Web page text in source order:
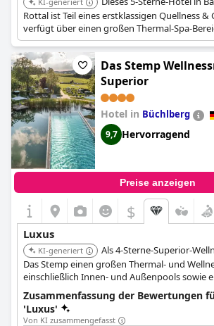
Rottal ist Teil eines erstklassigen Quellness &
verfügt über einen großen Thermal-Spa-
Außenpools sowie verschiedenen Saunen.
direkten Zugang zu Golfplätzen und richtet
sowohl Entspannung als auch aktive
Umgebung suchen.
Das Stemp
Superior
Hotel in Büchlberg
9,7 Hervorragend
Preise anzeigen
$
Luxus
KI-generiert
Als 4-Sterne-Superior-
Das Stemp einen großen Thermal- und
einschließlich Innen- und Außenpools sowie
Saunen. Es ist bestrebt, hochwertigen
Entspannung und Verjüngung in einer
Umgebung abzielt.
Zusammenfassung der Bewertungen
'Luxus'
Von KI zusammengefasst